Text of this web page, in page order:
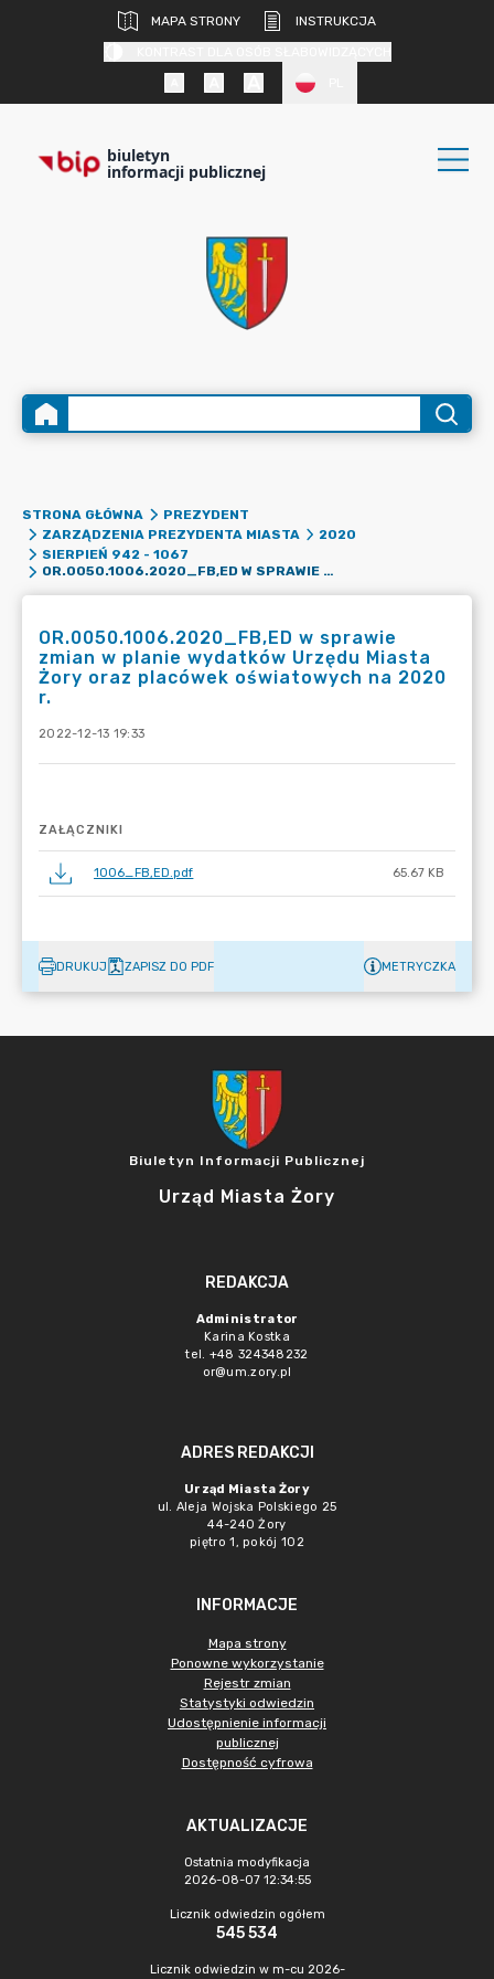
MAPA STRONY
INSTRUKCJA
biuletyn
informacji publicznej
STRONA GŁÓWNA
PREZYDENT
ZARZĄDZENIA PREZYDENTA MIASTA
2020
SIERPIEŃ 942 - 1067
OR.0050.1006.2020_FB,ED W SPRAWIE ZMIAN W PLANIE WYDATKÓW URZĘDU MIASTA ŻORY ORAZ PLACÓWEK OŚWIATOWYCH NA 2020 R.
OR.0050.1006.2020_FB,ED w sprawie
zmian w planie wydatków Urzędu Miasta
Żory oraz placówek oświatowych na 2020
r.
2022-12-13 19:33
ZAŁĄCZNIKI
1006_FB,ED.pdf 65.67 KB
DRUKUJ ZAPISZ DO PDF METRYCZKA
Biuletyn Informacji Publicznej
Urząd Miasta Żory
REDAKCJA
Administrator
Karina Kostka
tel. +48 324348232
or@um.zory.pl
ADRES REDAKCJI
Urząd Miasta Żory
ul. Aleja Wojska Polskiego 25
44-240 Żory
piętro 1, pokój 102
INFORMACJE
Mapa strony
Ponowne wykorzystanie
Rejestr zmian
Statystyki odwiedzin
Udostępnienie informacji
publicznej
Dostępność cyfrowa
AKTUALIZACJE
Ostatnia modyfikacja
2026-08-07 12:34:55
Licznik odwiedzin ogółem
545 534
Licznik odwiedzin w m-cu 2026-